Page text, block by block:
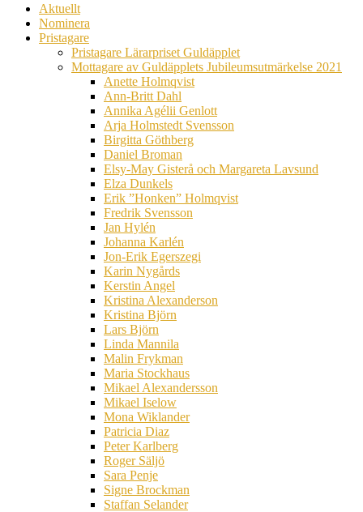
Aktuellt
Nominera
Pristagare
Pristagare Lärarpriset Guldäpplet
Mottagare av Guldäpplets Jubileumsutmärkelse 2021
Anette Holmqvist
Ann-Britt Dahl
Annika Agélii Genlott
Arja Holmstedt Svensson
Birgitta Göthberg
Daniel Broman
Elsy-May Gisterå och Margareta Lavsund
Elza Dunkels
Erik ”Honken” Holmqvist
Fredrik Svensson
Jan Hylén
Johanna Karlén
Jon-Erik Egerszegi
Karin Nygårds
Kerstin Angel
Kristina Alexanderson
Kristina Björn
Lars Björn
Linda Mannila
Malin Frykman
Maria Stockhaus
Mikael Alexandersson
Mikael Iselow
Mona Wiklander
Patricia Diaz
Peter Karlberg
Roger Säljö
Sara Penje
Signe Brockman
Staffan Selander